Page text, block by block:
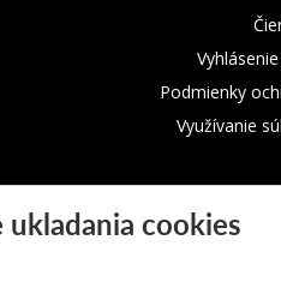
Podmienky
Využívanie
ukladania cookies